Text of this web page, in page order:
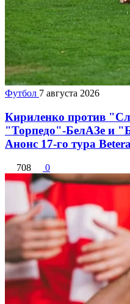
Футбол 7 августа 2026
Кириленко против
"Торпедо"-БелАЗе и
Анонс 17-го тура
708 0